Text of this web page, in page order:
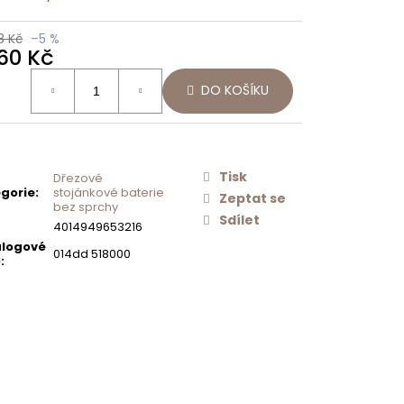
Kč –5 %
Kč
DO KOŠÍKU
:
Dřezové
stojánkové baterie
bez sprchy
4014949653216
: 014dd 518000
Tisk
Zeptat se
Sdílet
NEREZOVÉ
MANUÁLNÍ
PRO DŘEZY
628156